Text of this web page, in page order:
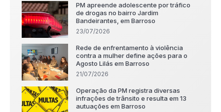
PM apreende adolescente por tráfico
de drogas no bairro Jardim
Bandeirantes, em Barroso
23/07/2026
Rede de enfrentamento à violência
contra a mulher define ações para o
Agosto Lilás em Barroso
21/07/2026
Operação da PM registra diversas
infrações de trânsito e resulta em 13
autuações em Barroso